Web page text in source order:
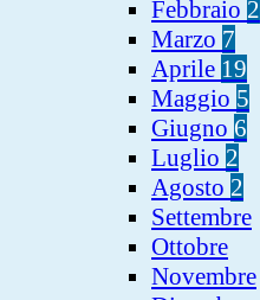
Febbraio 2
Marzo 7
Aprile 19
Maggio 5
Giugno 6
Luglio 2
Agosto 2
Settembre
Ottobre
Novembre